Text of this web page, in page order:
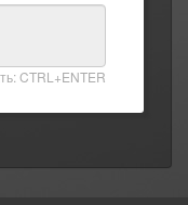
CTRL+ENTER